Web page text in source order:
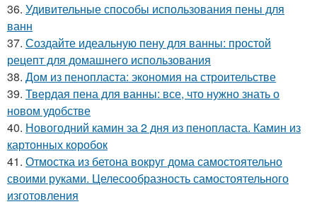
36. Удивительные способы использования пены для
ванн
37. Создайте идеальную пену для ванны: простой
рецепт для домашнего использования
38. Дом из пенопласта: экономия на строительстве
39. Твердая пена для ванны: все, что нужно знать о
новом удобстве
40. Новогодний камин за 2 дня из пенопласта. Камин из
картонных коробок
41. Отмостка из бетона вокруг дома самостоятельно
своими руками. Целесообразность самостоятельного
изготовления